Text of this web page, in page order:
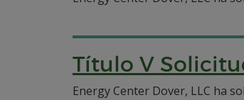
Título V
Energy Center Dover, LLC ha